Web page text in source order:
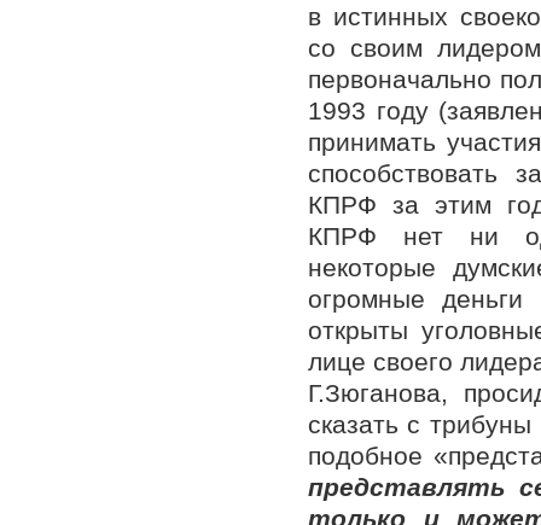
в истинных
со своим
первоначально
1993 году
принимать
способствовать
КПРФ за этим
КПРФ нет ни
некоторые
огромные
открыты
лице своего
Г.Зюганова,
сказать с
подобное
представлять
только и